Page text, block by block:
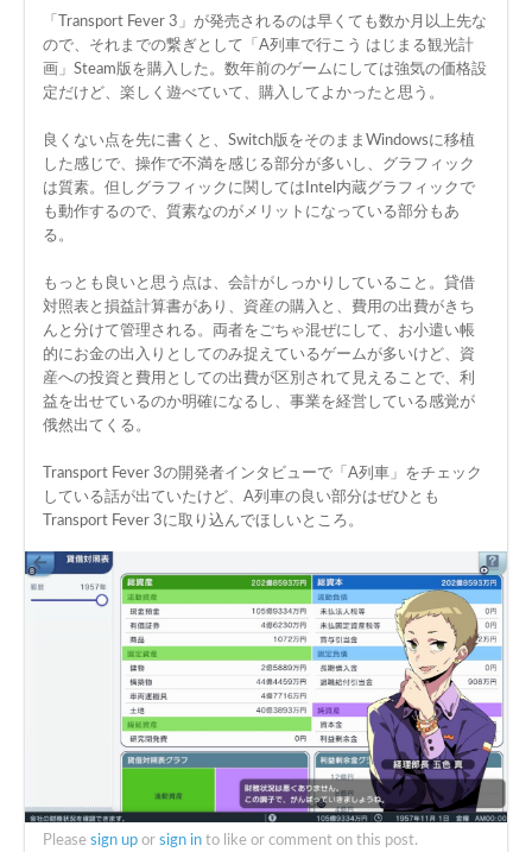
「Transport Fever 3」が発売されるのは早くても数か月以上先な
ので、それまでの繋ぎとして「A列車で行こう はじまる観光計
画」Steam版を購入した。数年前のゲームにしては強気の価格設
定だけど、楽しく遊べていて、購入してよかったと思う。
良くない点を先に書くと、Switch版をそのままWindowsに移植
した感じで、操作で不満を感じる部分が多いし、グラフィック
は質素。但しグラフィックに関してはIntel内蔵グラフィックで
も動作するので、質素なのがメリットになっている部分もあ
る。
もっとも良いと思う点は、会計がしっかりしていること。貸借
対照表と損益計算書があり、資産の購入と、費用の出費がきち
んと分けて管理される。両者をごちゃ混ぜにして、お小遣い帳
的にお金の出入りとしてのみ捉えているゲームが多いけど、資
産への投資と費用としての出費が区別されて見えることで、利
益を出せているのか明確になるし、事業を経営している感覚が
俄然出てくる。
Transport Fever 3の開発者インタビューで「A列車」をチェック
している話が出ていたけど、A列車の良い部分はぜひとも
Transport Fever 3に取り込んでほしいところ。
Please sign up or sign in to like or comment on this post.